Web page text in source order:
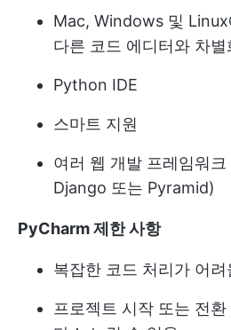
Mac, Windows 및 Linux
다른 코드 에디터와 차
Python IDE
스마트 지원
여러 웹 개발 프레임워
Django 또는 Pyramid)
PyCharm 제한 사항
복잡한 코드 처리가 어려
프로젝트 시작 또는 전